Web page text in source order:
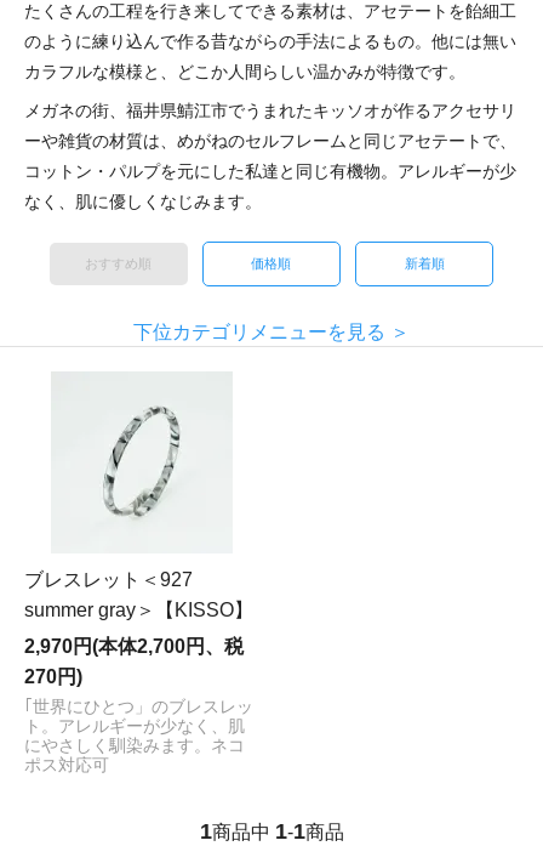
たくさんの工程を行き来してできる素材は、アセテートを飴細工
のように練り込んで作る昔ながらの手法によるもの。他には無い
カラフルな模様と、どこか人間らしい温かみが特徴です。
メガネの街、福井県鯖江市でうまれたキッソオが作るアクセサリ
ーや雑貨の材質は、めがねのセルフレームと同じアセテートで、
コットン・パルプを元にした私達と同じ有機物。アレルギーが少
なく、肌に優しくなじみます。
おすすめ順 価格順 新着順
下位カテゴリメニューを見る ＞
ブレスレット＜927
summer gray＞【KISSO】
2,970円(本体2,700円、税
270円)
｢世界にひとつ」のブレスレッ
ト。アレルギーが少なく、肌
にやさしく馴染みます。ネコ
ポス対応可
1商品中 1-1商品